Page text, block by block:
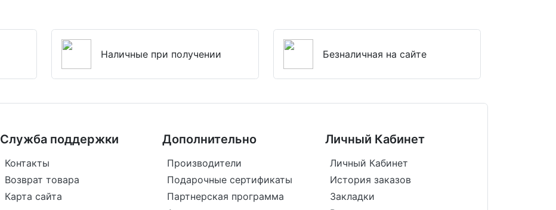
Наличные при получении Безналичная на сайте
Служба поддержки
Контакты
Возврат товара
Карта сайта
Дополнительно
Производители
Подарочные сертификаты
Партнерская программа
Личный Кабинет
Личный Кабинет
История заказов
Закладки